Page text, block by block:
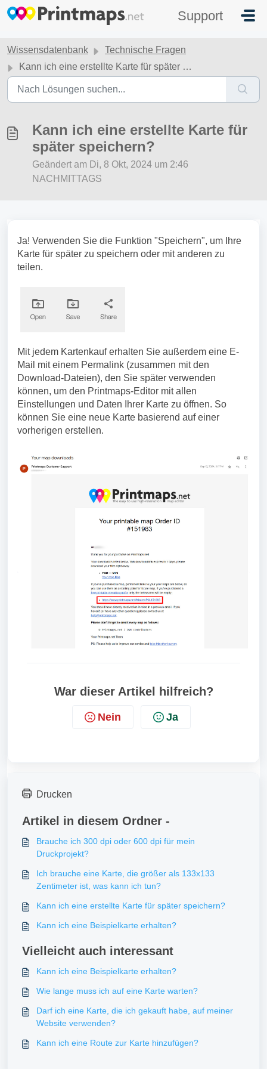
Zum hauptsächlichen Inhalt gehen
Support
Wissensdatenbank
Technische Fragen
Kann ich eine erstellte Karte für später speichern?
Kann ich eine erstellte Karte für
später speichern?
Geändert am Di, 8 Okt, 2024 um 2:46
NACHMITTAGS
Ja! Verwenden Sie die Funktion "Speichern", um Ihre
Karte für später zu speichern oder mit anderen zu
teilen.
Mit jedem Kartenkauf erhalten Sie außerdem eine E-
Mail mit einem Permalink (zusammen mit den
Download-Dateien), den Sie später verwenden
können, um den Printmaps-Editor mit allen
Einstellungen und Daten Ihrer Karte zu öffnen. So
können Sie eine neue Karte basierend auf einer
vorherigen erstellen.
War dieser Artikel hilfreich?
Nein Ja
Drucken
Artikel in diesem Ordner -
Brauche ich 300 dpi oder 600 dpi für mein
Druckprojekt?
Ich brauche eine Karte, die größer als 133x133
Zentimeter ist, was kann ich tun?
Kann ich eine erstellte Karte für später speichern?
Kann ich eine Beispielkarte erhalten?
Vielleicht auch interessant
Kann ich eine Beispielkarte erhalten?
Wie lange muss ich auf eine Karte warten?
Darf ich eine Karte, die ich gekauft habe, auf meiner
Website verwenden?
Kann ich eine Route zur Karte hinzufügen?